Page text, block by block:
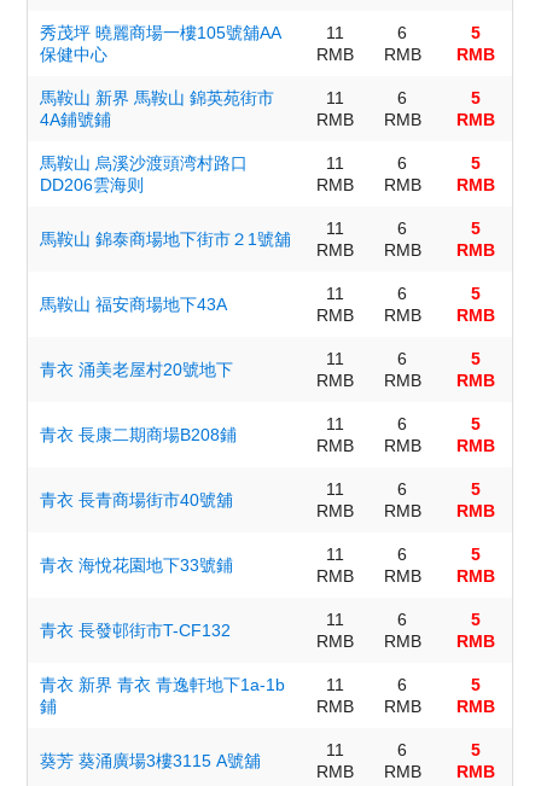
秀茂坪 曉麗商場一樓105號舖AA
保健中心
11
RMB
6
RMB
5
RMB
馬鞍山 新界 馬鞍山 錦英苑街市
4A鋪號鋪
11
RMB
6
RMB
5
RMB
馬鞍山 烏溪沙渡頭湾村路口
DD206雲海则
11
RMB
6
RMB
5
RMB
馬鞍山 錦泰商場地下街市２1號舖
11
RMB
6
RMB
5
RMB
馬鞍山 福安商場地下43A
11
RMB
6
RMB
5
RMB
​青衣 涌美老屋村20號地下
11
RMB
6
RMB
5
RMB
​青衣 長康二期商場B208鋪
11
RMB
6
RMB
5
RMB
​青衣 長青商場街市40號舖
11
RMB
6
RMB
5
RMB
​青衣 海悅花園地下33號鋪
11
RMB
6
RMB
5
RMB
​青衣 長發邨街市T-CF132
11
RMB
6
RMB
5
RMB
​青衣 新界 青衣 青逸軒地下1a-1b
鋪
11
RMB
6
RMB
5
RMB
葵芳 葵涌廣場3樓3115 A號舖
11
RMB
6
RMB
5
RMB